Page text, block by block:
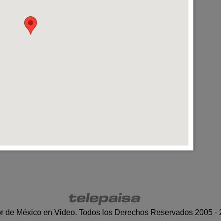
de México en Video. Todos los Derechos Reservados 2005 -